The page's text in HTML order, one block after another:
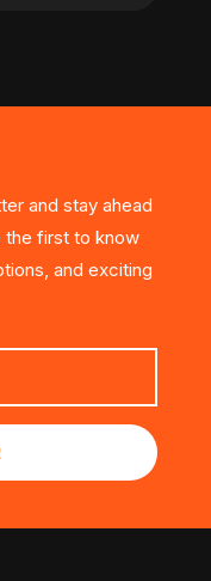
and stay ahead
the first to know
and exciting